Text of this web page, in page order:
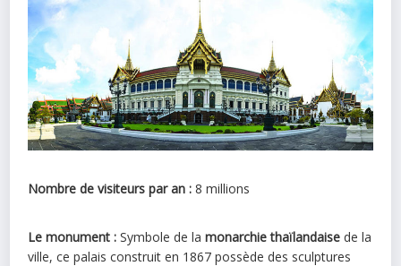
Nombre de visiteurs par an : 8 millions
Le monument : Symbole de la monarchie thaïlandaise de la
ville, ce palais construit en 1867 possède des sculptures